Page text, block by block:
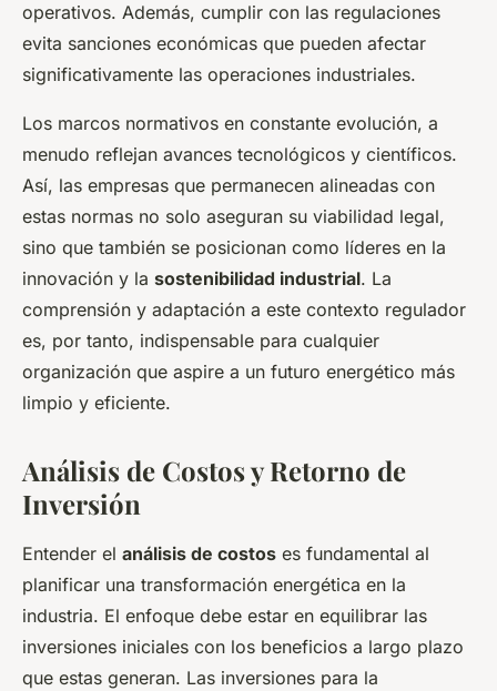
operativos. Además, cumplir con las regulaciones
evita sanciones económicas que pueden afectar
significativamente las operaciones industriales.
Los marcos normativos en constante evolución, a
menudo reflejan avances tecnológicos y científicos.
Así, las empresas que permanecen alineadas con
estas normas no solo aseguran su viabilidad legal,
sino que también se posicionan como líderes en la
innovación y la sostenibilidad industrial. La
comprensión y adaptación a este contexto regulador
es, por tanto, indispensable para cualquier
organización que aspire a un futuro energético más
limpio y eficiente.
Análisis de Costos y Retorno de
Inversión
Entender el análisis de costos es fundamental al
planificar una transformación energética en la
industria. El enfoque debe estar en equilibrar las
inversiones iniciales con los beneficios a largo plazo
que estas generan. Las inversiones para la